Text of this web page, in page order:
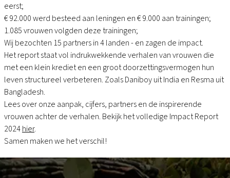
eerst;
€ 92.000 werd besteed aan leningen en € 9.000 aan trainingen;
1.085 vrouwen volgden deze trainingen;
Wij bezochten 15 partners in 4 landen - en zagen de impact.
Het report staat vol indrukwekkende verhalen van vrouwen die
met een klein krediet en een groot doorzettingsvermogen hun
leven structureel verbeteren. Zoals Daniboy uit India en Resma uit
Bangladesh.
Lees over onze aanpak, cijfers, partners en de inspirerende
vrouwen achter de verhalen. Bekijk het volledige Impact Report
2024hier.
Samen maken we het verschil!
Footer